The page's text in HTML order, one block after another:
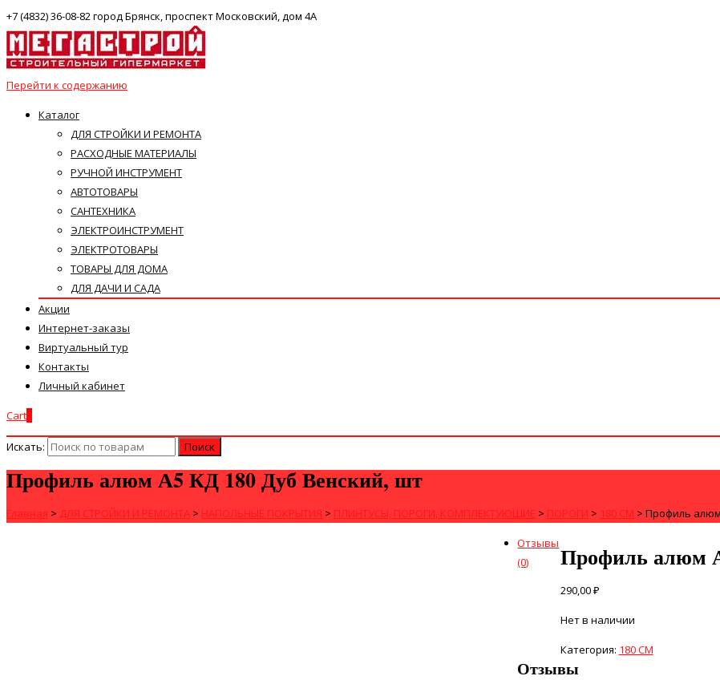
+7 (4832) 36-08-82 город Брянск, проспект Московский, дом 4А
Перейти к содержанию
Каталог
ДЛЯ СТРОЙКИ И РЕМОНТА
РАСХОДНЫЕ МАТЕРИАЛЫ
РУЧНОЙ ИНСТРУМЕНТ
АВТОТОВАРЫ
САНТЕХНИКА
ЭЛЕКТРОИНСТРУМЕНТ
ЭЛЕКТРОТОВАРЫ
ТОВАРЫ ДЛЯ ДОМА
ДЛЯ ДАЧИ И САДА
Акции
Интернет-заказы
Виртуальный тур
Контакты
Личный кабинет
Cart
Искать:
Профиль алюм А5 КД 180 Дуб Венский, шт
Главная > ДЛЯ СТРОЙКИ И РЕМОНТА > НАПОЛЬНЫЕ ПОКРЫТИЯ > ПЛИНТУСЫ, ПОРОГИ, КОМПЛЕКТУЮЩИЕ > ПОРОГИ > 180 СМ > Профиль
Профиль алюм
290,00₽
Нет в наличии
Категория: 180 СМ
Отзывы
(0)
Отзывы